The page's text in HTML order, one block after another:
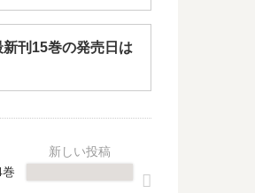
新刊15巻の発売日は